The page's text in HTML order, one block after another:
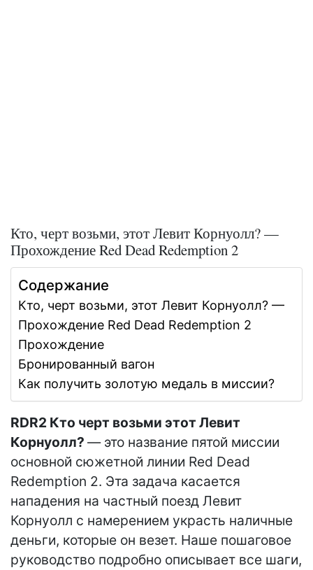
Кто, черт возьми, этот Левит Корнуолл? —
Прохождение Red Dead Redemption 2
Содержание
Кто, черт возьми, этот Левит Корнуолл? —
Прохождение Red Dead Redemption 2
Прохождение
Бронированный вагон
Как получить золотую медаль в миссии?
RDR2 Кто черт возьми этот Левит
Корнуолл? — это название пятой миссии
основной сюжетной линии Red Dead
Redemption 2. Эта задача касается
нападения на частный поезд Левит
Корнуолл с намерением украсть наличные
деньги, которые он везет. Наше пошаговое
руководство подробно описывает все шаги,